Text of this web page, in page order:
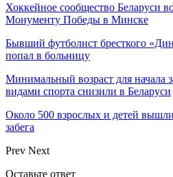
Хоккейное сообщество Беларуси
Монументу Победы в Минске
Бывший футболист бресткого
попал в больницу
Минимальный возраст для начала
видами спорта снизили в Беларуси
Около 500 взрослых и детей вышли
забега
Prev Next
Оставьте ответ